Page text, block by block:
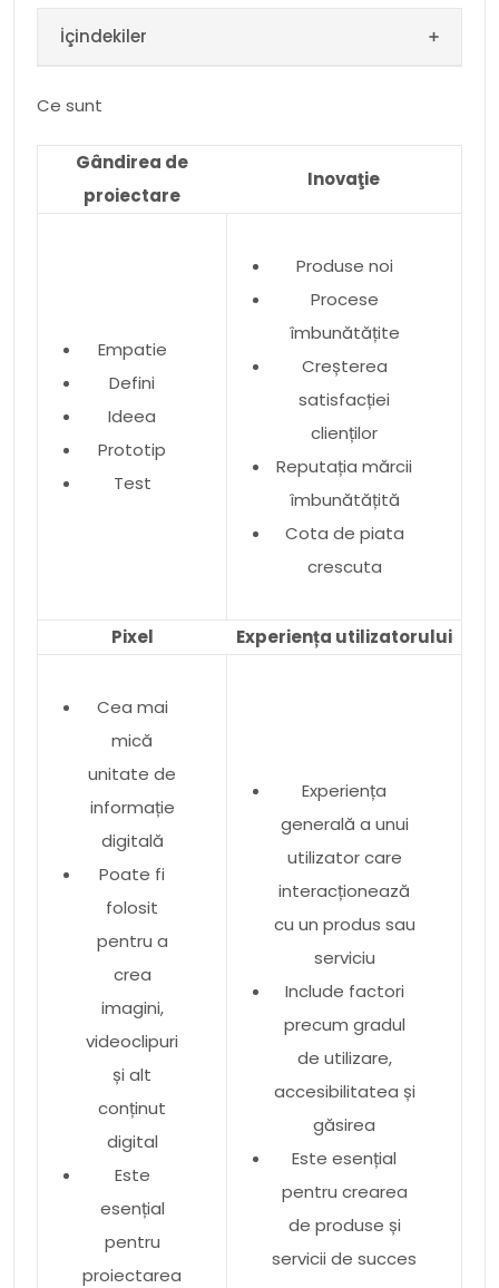
există de secole, dar abia la […]
İçindekiler
Ce sunt
Gândirea de
proiectare
Inovaţie
Empatie
Defini
Ideea
Prototip
Test
Produse noi
Procese
îmbunătățite
Creșterea
satisfacției
clienților
Reputația mărcii
îmbunătățită
Cota de piata
crescuta
Pixel Experiența utilizatorului
Cea mai
mică
unitate de
informație
digitală
Poate fi
folosit
pentru a
crea
imagini,
videoclipuri
și alt
conținut
digital
Este
esențial
pentru
proiectarea
Experiența
generală a unui
utilizator care
interacționează
cu un produs sau
serviciu
Include factori
precum gradul
de utilizare,
accesibilitatea și
găsirea
Este esențial
pentru crearea
de produse și
servicii de succes